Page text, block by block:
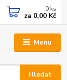
Menu
Hledat
0 ks
za 0,00 Kč